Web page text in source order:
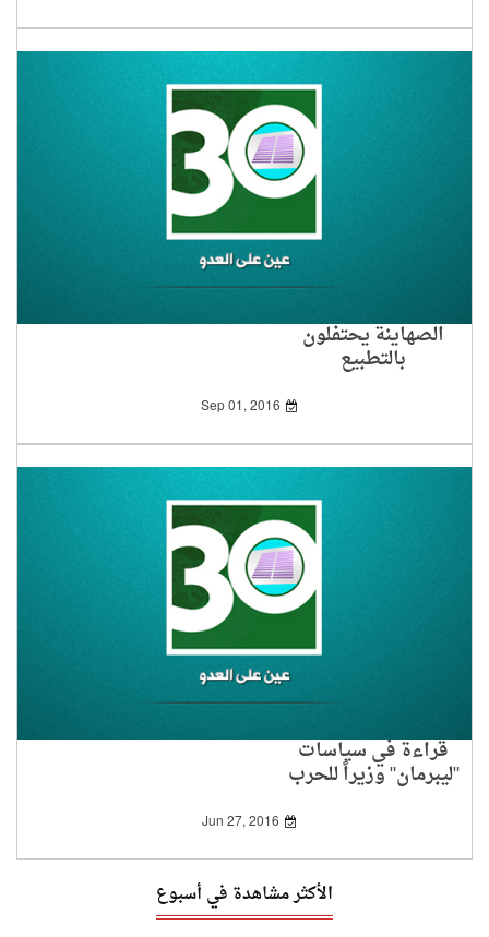
الصهاينة يحتفلون
بالتطبيع
Sep 01, 2016
قراءة في سياسات
"ليبرمان" وزيراً للحرب
Jun 27, 2016
الأكثر مشاهدة في أسبوع